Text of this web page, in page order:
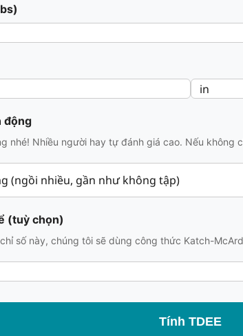
động
nhé! Nhiều người hay tự đánh giá cao. Nếu không
(tuỳ chọn)
số này, chúng tôi sẽ dùng công thức Katch-
Tính TDEE